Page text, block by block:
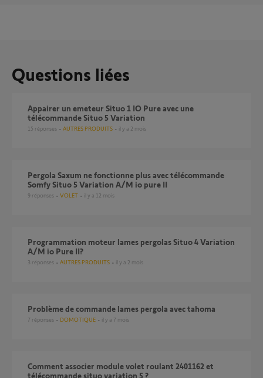
Questions liées
Appairer un emeteur Situo 1 IO Pure avec une
télécommande Situo 5 Variation
15 réponses AUTRES PRODUITS il y a 2 mois
Pergola Saxum ne fonctionne plus avec télécommande
Somfy Situo 5 Variation A/M io pure II
9 réponses VOLET il y a 12 mois
Programmation moteur lames pergolas Situo 4 Variation
A/M io Pure II?
3 réponses AUTRES PRODUITS il y a 2 mois
Problème de commande lames pergola avec tahoma
7 réponses DOMOTIQUE il y a 7 mois
comment associer module volet roulant 2401162 et
télécommande situo variation 5 ?